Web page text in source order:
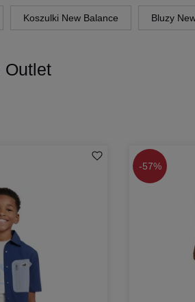
Koszulki New Balance Bluzy
Outlet
-57%